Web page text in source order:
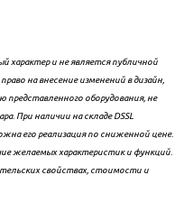
характер и не является публичной
на внесение изменений в дизайн,
оборудования, не
При наличии на складе DSSL
его реализация по сниженной цене.
желаемых характеристик и функций.
свойствах, стоимости и